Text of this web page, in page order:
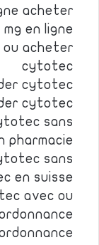
acheter
en ligne
acheter
cytotec
cytotec
cytotec
sans
pharmacie
sans
en suisse
avec ou